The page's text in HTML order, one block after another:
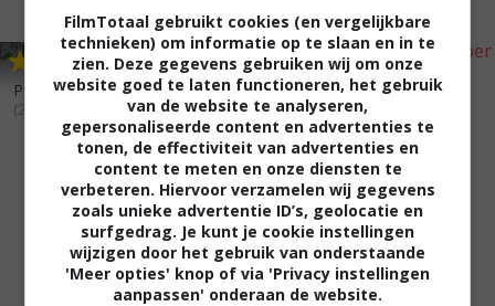
Pretend You Don't See Her
(2002)
4,6
The Pooch and the Pauper
(2000)
FilmTotaal gebruikt cookies (en vergelijkbare
technieken) om informatie op te slaan en in te
zien. Deze gegevens gebruiken wij om onze
website goed te laten functioneren, het gebruik
van de website te analyseren,
gepersonaliseerde content en advertenties te
tonen, de effectiviteit van advertenties en
content te meten en onze diensten te
verbeteren. Hiervoor verzamelen wij gegevens
zoals unieke advertentie ID’s, geolocatie en
surfgedrag. Je kunt je cookie instellingen
wijzigen door het gebruik van onderstaande
'Meer opties' knop of via 'Privacy instellingen
aanpassen' onderaan de website.